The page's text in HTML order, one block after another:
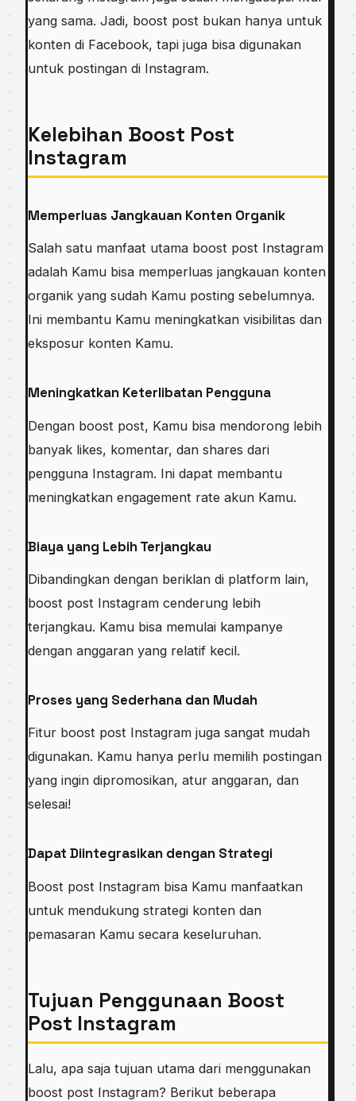
yang sama. Jadi, boost post bukan hanya untuk
konten di Facebook, tapi juga bisa digunakan
untuk postingan di Instagram.
Kelebihan Boost Post
Instagram
Memperluas Jangkauan Konten Organik
Salah satu manfaat utama boost post Instagram
adalah Kamu bisa memperluas jangkauan konten
organik yang sudah Kamu posting sebelumnya.
Ini membantu Kamu meningkatkan visibilitas dan
eksposur konten Kamu.
Meningkatkan Keterlibatan Pengguna
Dengan boost post, Kamu bisa mendorong lebih
banyak likes, komentar, dan shares dari
pengguna Instagram. Ini dapat membantu
meningkatkan engagement rate akun Kamu.
Biaya yang Lebih Terjangkau
Dibandingkan dengan beriklan di platform lain,
boost post Instagram cenderung lebih
terjangkau. Kamu bisa memulai kampanye
dengan anggaran yang relatif kecil.
Proses yang Sederhana dan Mudah
Fitur boost post Instagram juga sangat mudah
digunakan. Kamu hanya perlu memilih postingan
yang ingin dipromosikan, atur anggaran, dan
selesai!
Dapat Diintegrasikan dengan Strategi
Boost post Instagram bisa Kamu manfaatkan
untuk mendukung strategi konten dan
pemasaran Kamu secara keseluruhan.
Tujuan Penggunaan Boost
Post Instagram
Lalu, apa saja tujuan utama dari menggunakan
boost post Instagram? Berikut beberapa